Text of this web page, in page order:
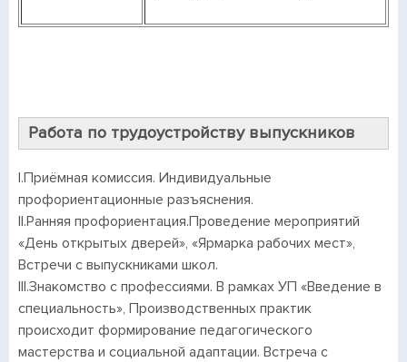
Работа по трудоустройству выпускников
I.Приёмная комиссия. Индивидуальные
профориентационные разъяснения.
II.Ранняя профориентация.Проведение мероприятий
«День открытых дверей», «Ярмарка рабочих мест»,
Встречи с выпускниками школ.
III.Знакомство с профессиями. В рамках УП «Введение в
специальность», Производственных практик
происходит формирование педагогического
мастерства и социальной адаптации. Встреча с